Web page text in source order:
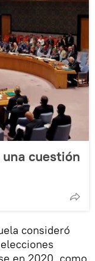
cuestión
consideró
en 2020, como